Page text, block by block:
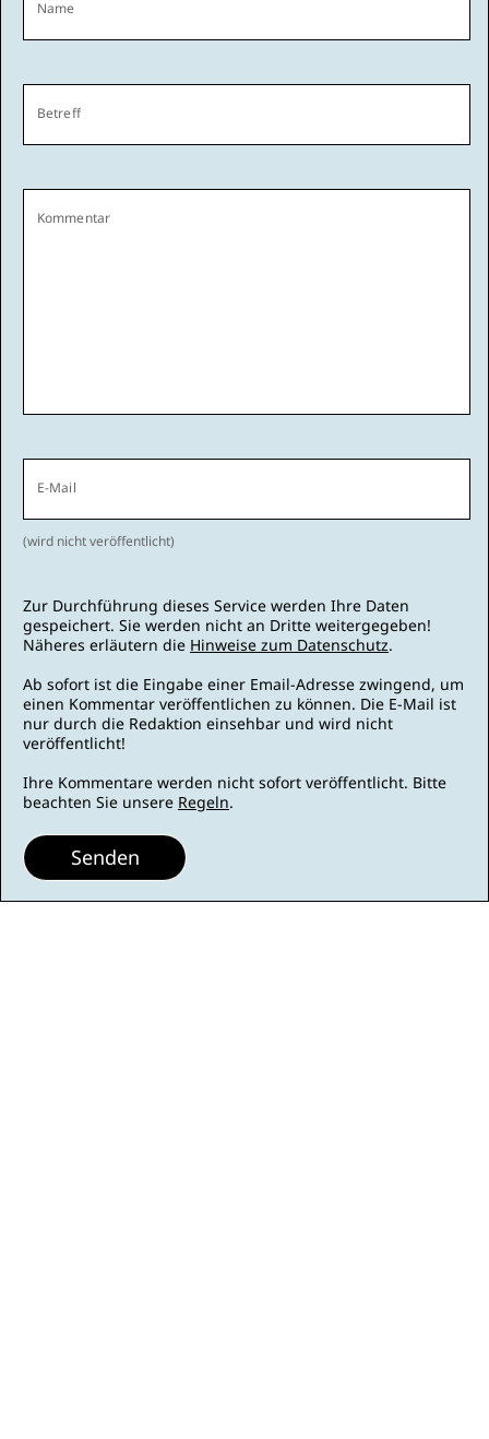
Name
Betreff
Kommentar
E-Mail
(wird nicht veröffentlicht)
Zur Durchführung dieses Service werden Ihre Daten
gespeichert. Sie werden nicht an Dritte weitergegeben!
Näheres erläutern die Hinweise zum Datenschutz.
Ab sofort ist die Eingabe einer Email-Adresse zwingend, um
einen Kommentar veröffentlichen zu können. Die E-Mail ist
nur durch die Redaktion einsehbar und wird nicht
veröffentlicht!
Ihre Kommentare werden nicht sofort veröffentlicht. Bitte
beachten Sie unsere Regeln.
Senden